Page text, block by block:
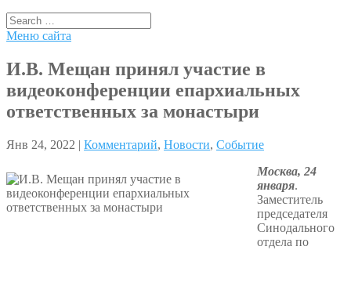
Меню сайта
И.В. Мещан принял участие в
видеоконференции епархиальных
ответственных за монастыри
Янв 24, 2022 | Комментарий, Новости, Событие
Москва, 24
января.
Заместитель
председателя
Синодального
отдела по